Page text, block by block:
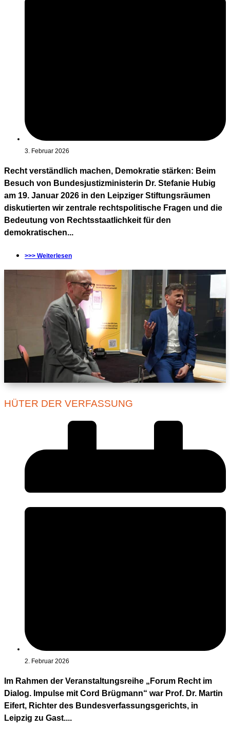
3. Februar 2026
Recht verständlich machen, Demokratie stärken: Beim
Besuch von Bundesjustizministerin Dr. Stefanie Hubig
am 19. Januar 2026 in den Leipziger Stiftungsräumen
diskutierten wir zentrale rechtspolitische Fragen und die
Bedeutung von Rechtsstaatlichkeit für den
demokratischen...
>>> Weiterlesen
HÜTER DER VERFASSUNG
2. Februar 2026
Im Rahmen der Veranstaltungsreihe „Forum Recht im
Dialog. Impulse mit Cord Brügmann“ war Prof. Dr. Martin
Eifert, Richter des Bundesverfassungsgerichts, in
Leipzig zu Gast....